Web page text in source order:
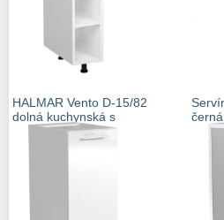
HALMAR Vento D-15/82
dolná kuchynská s